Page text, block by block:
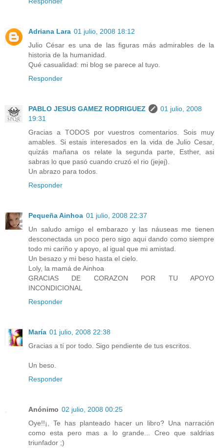
Adriana Lara 01 julio, 2008 18:12
Julio César es una de las figuras más admirables de la
historia de la humanidad.
Qué casualidad: mi blog se parece al tuyo.
Responder
PABLO JESUS GAMEZ RODRIGUEZ
01 julio, 2008
19:31
Gracias a TODOS por vuestros comentarios. Sois muy
amables. Si estais interesados en la vida de Julio Cesar,
quizás mañana os relate la segunda parte, Esther, asi
sabras lo que pasó cuando cruzó el rio (jejej).
Un abrazo para todos.
Responder
Pequeña Ainhoa 01 julio, 2008 22:37
Un saludo amigo el embarazo y las náuseas me tienen
desconectada un poco pero sigo aqui dando como siempre
todo mi cariño y apoyo, al igual que mi amistad.
Un besazo y mi beso hasta el cielo.
Loly, la mamá de Ainhoa
GRACIAS DE CORAZON POR TU APOYO
INCONDICIONAL
Responder
María 01 julio, 2008 22:38
Gracias a tí por todo. Sigo pendiente de tus escritos.
Un beso.
Responder
Anónimo 02 julio, 2008 00:25
Oye!!¡, Te has planteado hacer un libro? Una narración
como esta pero mas a lo grande... Creo que saldrias
triunfador ;)